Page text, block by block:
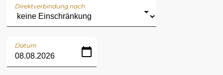
Direktverbindung nach
Datum